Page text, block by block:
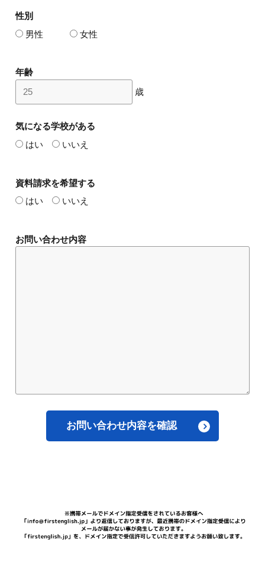
性別
男性
女性
年齢
歳
気になる学校がある
はい
いいえ
資料請求を希望する
はい
いいえ
お問い合わせ内容
お問い合わせ内容を確認